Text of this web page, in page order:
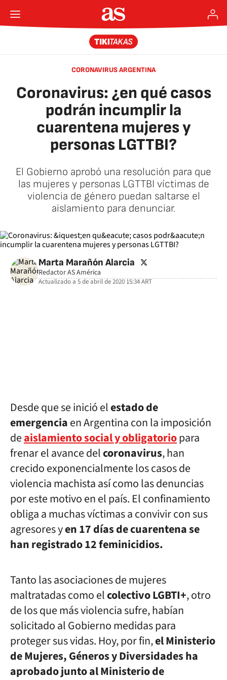
CORONAVIRUS ARGENTINA
Coronavirus: ¿en qué casos
podrán incumplir la
cuarentena mujeres y
personas LGTTBI?
El Gobierno aprobó una resolución para que
las mujeres y personas LGTTBI víctimas de
violencia de género puedan saltarse el
aislamiento para denunciar.
Marta Marañón Alarcia twitter
Redactor AS América
Actualizado a5 de abril de 2020 15:34ART
Desde que se inició elestado de
emergenciaen Argentina con la imposición
deaislamiento social y obligatoriopara
frenar el avance delcoronavirus, han
crecido exponencialmente los casos de
violencia machista así como las denuncias
por este motivo en el país. El confinamiento
obliga a muchas víctimas a convivir con sus
agresores yen 17 días de cuarentena se
han registrado 12 feminicidios.
Tanto las asociaciones de mujeres
maltratadas como elcolectivoLGBTI+, otro
de los que más violencia sufre, habían
solicitado al Gobierno medidas para
proteger sus vidas. Hoy, por fin,el Ministerio
de Mujeres, Géneros y Diversidades ha
aprobado junto al Ministerio de